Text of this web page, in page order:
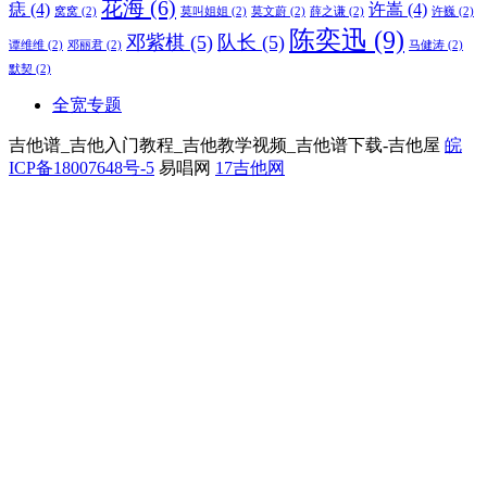
痣 (4) 窝窝 (2) 花海 (6) 莫叫姐姐 (2) 莫文蔚 (2) 薛之谦 (2) 许嵩 (4) 许巍 (2)
谭维维 (2) 邓丽君 (2) 邓紫棋 (5) 队长 (5) 陈奕迅 (9) 马健涛 (2)
默契 (2)
全宽专题
吉他谱_吉他入门教程_吉他教学视频_吉他谱下载-吉他屋 皖
ICP备18007648号-5 易唱网 17吉他网